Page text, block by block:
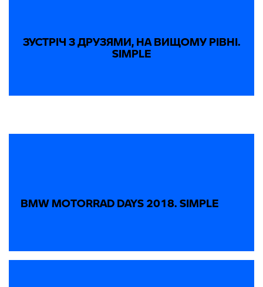
ЗУСТРІЧ З ДРУЗЯМИ, НА ВИЩОМУ РІВНІ.
SIMPLE
BMW MOTORRAD DAYS 2018. SIMPLE